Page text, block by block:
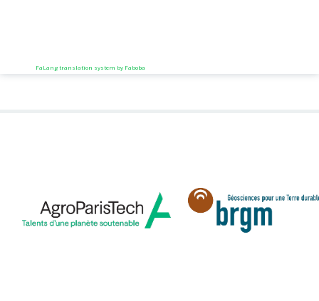
FaLang translation system by Faboba